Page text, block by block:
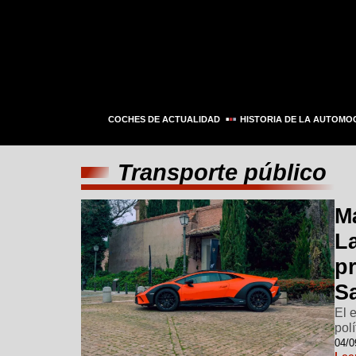
COCHES DE ACTUALIDAD HISTORIA DE LA
Transporte público
El
04/